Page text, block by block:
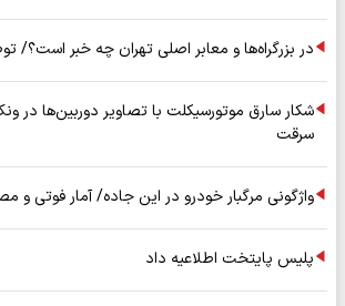
در بزرگراه‌ها و معابر اصلی تهران چه خبر است؟/
سرقت
واژگونی مرگبار خودرو در این جاده/ آمار فوتی و
پلیس پایتخت اطلاعیه داد